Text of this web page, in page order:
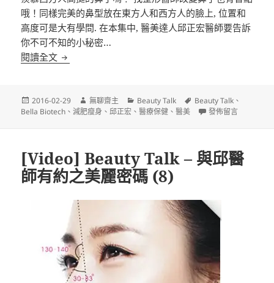
哦！同樣完美的鼻型放在東方人和西方人的臉上, 位置和
高度可是大有學問. 在本集中, 醫美達人邱正宏醫師要告訴
你不可不知的小秘密…
閱讀全文 [VIDEO] BEAUTY TALK – 與邱醫師有約之美麗密碼
發
佈
2016-02-29
作
者
無聊齋主
分
類
Beauty Talk
標
籤
Beauty Talk 、
Bella Biotech 、減肥瘦身 、邱正宏 、醫療保健 、醫美 在〈[VIDEO]
發佈留言
[Video] Beauty Talk – 與邱醫
師有約之美麗密碼 (8)